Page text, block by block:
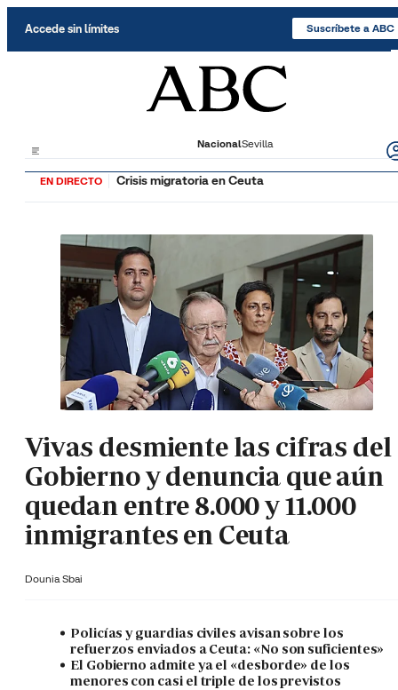
Accede sin límites Suscríbete a ABC
NacionalSevilla
EN DIRECTO Crisis migratoria en Ceuta
Vivas desmiente las cifras del
Gobierno y denuncia que aún
quedan entre 8.000 y 11.000
inmigrantes en Ceuta
Dounia Sbai
Policías y guardias civiles avisan sobre los
refuerzos enviados a Ceuta: «No son suficientes»
El Gobierno admite ya el «desborde» de los
menores con casi el triple de los previstos